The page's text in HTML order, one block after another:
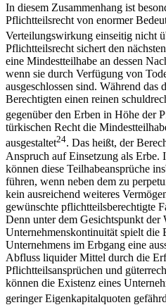
In diesem Zusammenhang ist
Pflichtteilsrecht von enormer
Verteilungswirkung einseitig nicht
Pflichtteilsrecht sichert den
eine Mindestteilhabe an dessen
wenn sie durch Verfügung von
ausgeschlossen sind. Während das
Berechtigten einen reinen
gegenüber den Erben in Höhe der
türkischen Recht die
ausgestaltet24. Das heißt, der
Anspruch auf Einsetzung als Erbe.
können diese Teilhabeansprüche
führen, wenn neben dem zu
kein ausreichend weiteres
gewünschte pflichtteilsberechtigte
Denn unter dem Gesichtspunkt der
Unternehmenskontinuität spielt die
Unternehmens im Erbgang eine
Abfluss liquider Mittel durch die
Pflichtteilsansprüchen und
können die Existenz eines
geringer Eigenkapitalquoten